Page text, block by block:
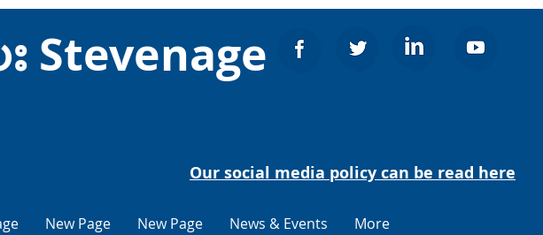
Stevenage
Our social media policy can be read here
New Page New Page News & Events More